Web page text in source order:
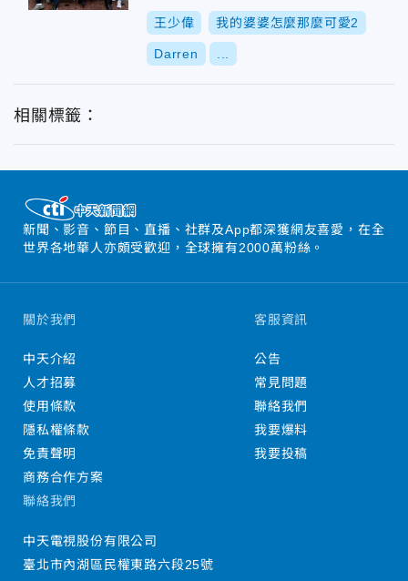
王少偉 我的婆婆怎麼那麼可愛2
Darren
相關標籤：
新聞、影音、節目、直播、社群及App都深獲網友喜愛，在全
世界各地華人亦頗受歡迎，全球擁有2000萬粉絲。
關於我們
中天介紹
人才招募
使用條款
隱私權條款
免責聲明
商務合作方案
客服資訊
公告
常見問題
聯絡我們
我要爆料
我要投稿
聯絡我們
中天電視股份有限公司
臺北市內湖區民權東路六段25號